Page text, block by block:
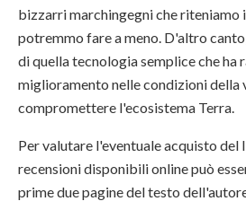
bizzarri marchingegni che riteniamo
potremmo fare a meno. D'altro
di quella tecnologia semplice che ha
miglioramento nelle condizioni della
compromettere l'ecosistema Terra.
Per valutare l'eventuale acquisto del
recensioni disponibili online può
prime due pagine del testo